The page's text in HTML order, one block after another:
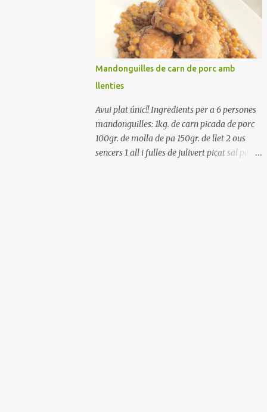
Renteu els pebrots i talleu-los a trossets.
Renteu les tomates i talleu-les a octaus.
Talleu les olives a rodanxes. Una hora abans
de portar a la taula, poseu els cigrons, ben
escorreguts, en un bol, amb la resta
d'ingredients: les tomates, el pebrot, la ceba,
(escorreguda), les olives i la tonyina
esmicolada. Amaniu amb sal i oli... bon
profit!!
Mandonguilles de carn de porc amb
llenties
Avui plat únic!! Ingredients per a 6 persones
mandonguilles: 1kg. de carn picada de porc
100gr. de molla de pa 150gr. de llet 2 ous
sencers 1 all i fulles de julivert picat sal pebre